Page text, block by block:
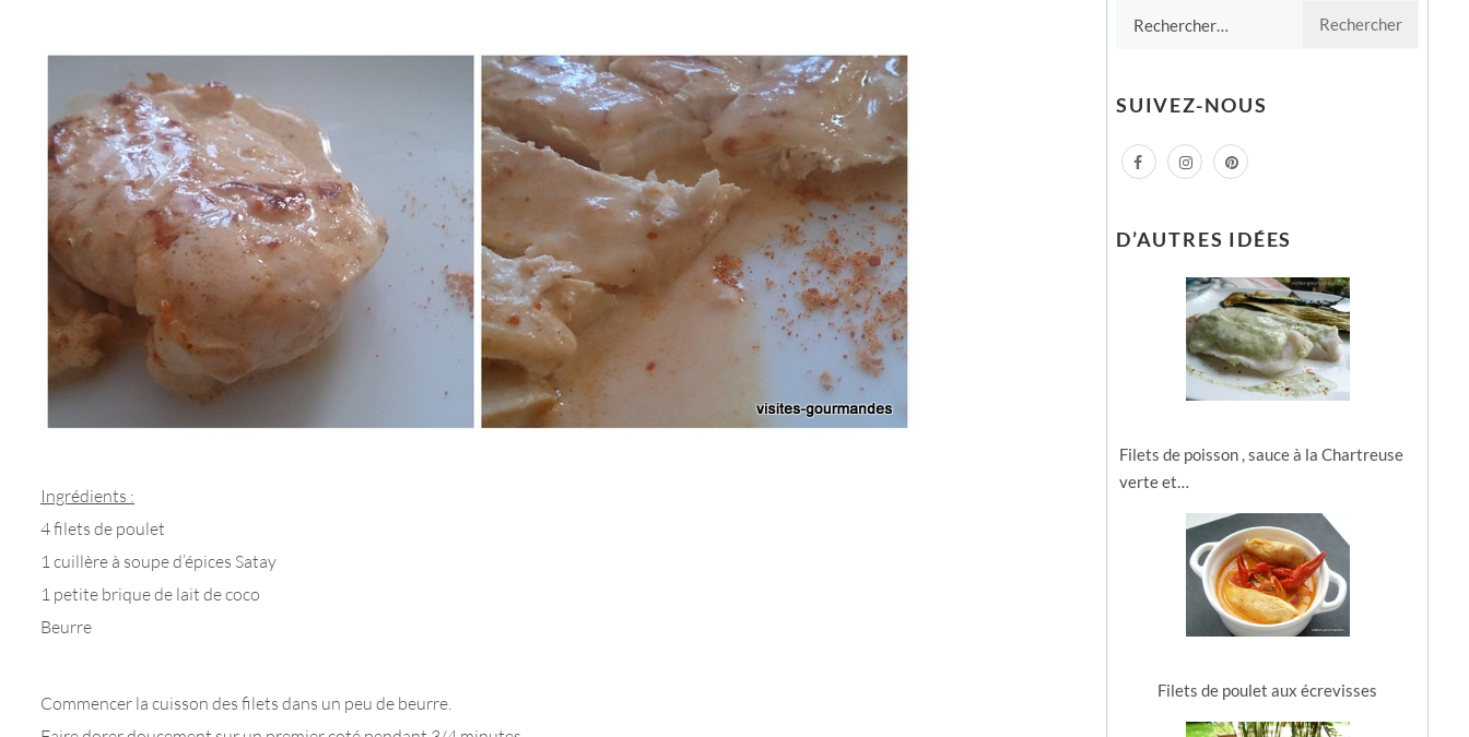
Ingrédients :
4 filets de poulet
1 cuillère à soupe d’épices Satay
1 petite brique de lait de coco
Beurre
Commencer la cuisson des filets dans un peu de beurre.
SUIVEZ-NOUS
D’AUTRES IDÉES
Filets de poisson , sauce à la Chartreuse
verte et…
Filets de poulet aux écrevisses